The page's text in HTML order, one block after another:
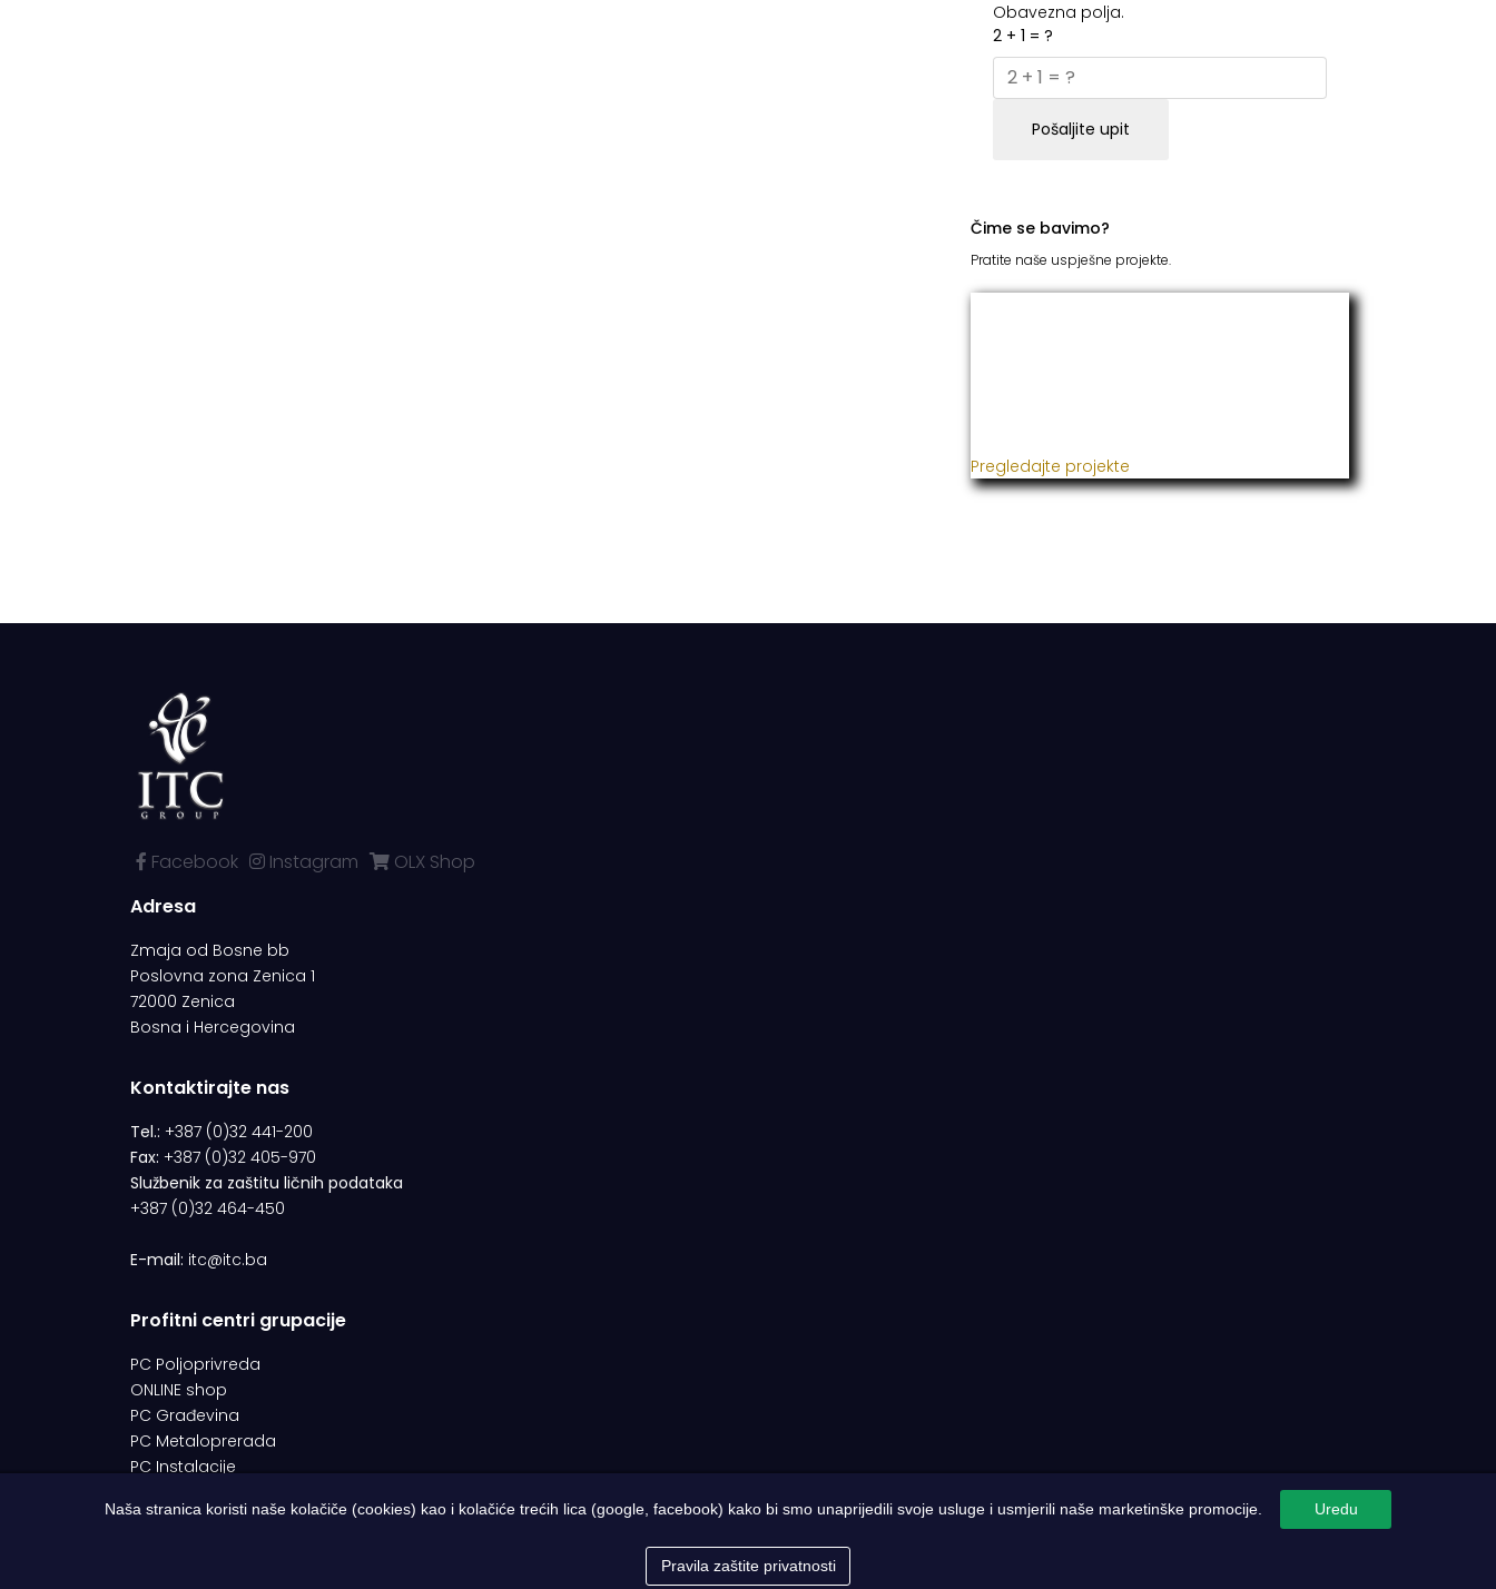
Obavezna polja.
2 + 1 = ?
Pošaljite upit
Čime se bavimo?
Pratite naše uspješne projekte.
Pregledajte projekte
Facebook Instagram
OLX Shop
Adresa
Zmaja od Bosne bb
Poslovna zona Zenica 1
72000 Zenica
Bosna i Hercegovina
Kontaktirajte nas
Tel.: +387 (0)32 441-200
Fax: +387 (0)32 405-970
Službenik za zaštitu ličnih podataka
+387 (0)32 464-450
E-mail: itc@itc.ba
Profitni centri grupacije
PC Poljoprivreda
ONLINE shop
PC Građevina
PC Metaloprerada
PC Instalacije
Web Studio NESA
Naša stranica koristi naše kolačiče (cookies) kao i kolačiće trećih lica (google, facebook) kako bi smo unaprijedili svoje usluge i usmjerili naše marketinške promocije. Uredu
Pravila zaštite privatnosti